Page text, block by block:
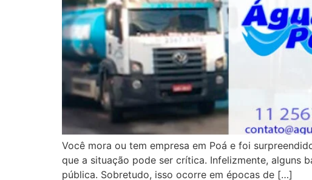
Você mora ou tem empresa em Poá e foi
que a situação pode ser crítica. Infelizmente, alguns
pública. Sobretudo, isso ocorre em épocas de […]